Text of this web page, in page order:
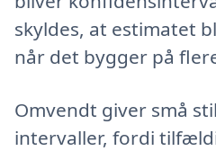
skyldes, at estimatet
når det bygger på
Omvendt giver små
intervaller, fordi